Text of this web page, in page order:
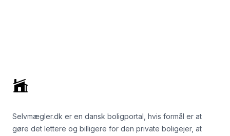
Selvmægler.dk er en dansk boligportal, hvis formål er at
gøre det lettere og billigere for den private boligejer, at